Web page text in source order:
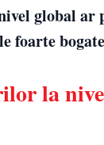
global ar
foarte
la